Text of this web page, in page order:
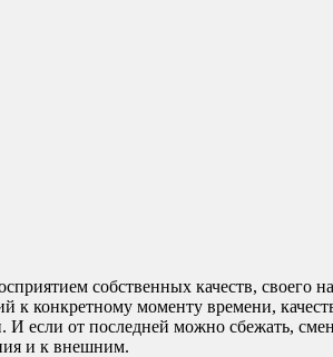
собственных качеств, своего
к конкретному моменту времени,
если от последней можно сбежать,
и к внешним.